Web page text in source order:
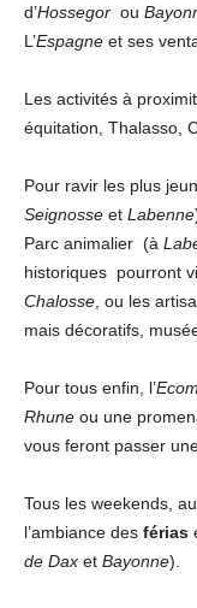
d’Hossegor ou
L’Espagne et ses
Les activités à
équitation, Thalasso,
Pour ravir les plus
Seignosse et Labenne
Parc animalier (à
historiques pourront
Chalosse , ou les
mais décoratifs,
Pour tous enfin, l’
Rhune ou une
vous feront passer
Tous les weekends,
l’ambiance des férias
de Dax et Bayonne).